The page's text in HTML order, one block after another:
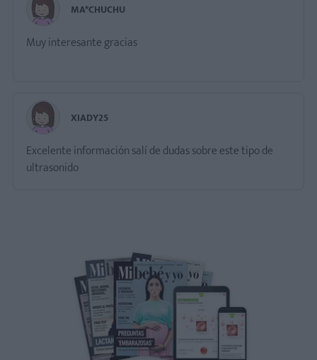
MA*CHUCHU
Muy interesante gracias
XIADY25
Excelente información salí de dudas sobre este tipo de
ultrasonido